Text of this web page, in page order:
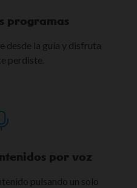
programas​
desde la guía y disfruta
perdiste.
por voz​
pulsando un solo